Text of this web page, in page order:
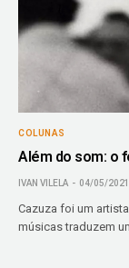
COLUNAS
Além do som: o
IVAN VILELA 04/05/2021
Cazuza foi um
músicas traduzem